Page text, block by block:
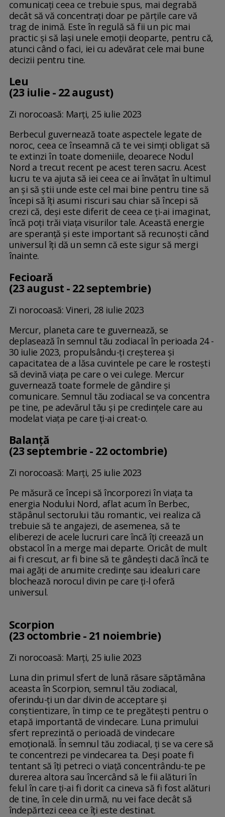
comunicați ceea ce trebuie spus, mai degrabă
decât să vă concentrați doar pe părțile care vă
trag de inimă. Este în regulă să fii un pic mai
practic și să lași unele emoții deoparte, pentru că,
atunci când o faci, iei cu adevărat cele mai bune
decizii pentru tine.
Leu
(23 iulie - 22 august)
Zi norocoasă: Marți, 25 iulie 2023
Berbecul guvernează toate aspectele legate de
noroc, ceea ce înseamnă că te vei simți obligat să
te extinzi în toate domeniile, deoarece Nodul
Nord a trecut recent pe acest teren sacru. Acest
lucru te va ajuta să iei ceea ce ai învățat în ultimul
an și să știi unde este cel mai bine pentru tine să
începi să îți asumi riscuri sau chiar să începi să
crezi că, deși este diferit de ceea ce ți-ai imaginat,
încă poți trăi viața visurilor tale. Această energie
are speranță și este important să recunoști când
universul îți dă un semn că este sigur să mergi
înainte.
Fecioară
(23 august - 22 septembrie)
Zi norocoasă: Vineri, 28 iulie 2023
Mercur, planeta care te guvernează, se
deplasează în semnul tău zodiacal în perioada 24 -
30 iulie 2023, propulsându-ți creșterea și
capacitatea de a lăsa cuvintele pe care le rostești
să devină viața pe care o vei culege. Mercur
guvernează toate formele de gândire și
comunicare. Semnul tău zodiacal se va concentra
pe tine, pe adevărul tău și pe credințele care au
modelat viața pe care ți-ai creat-o.
Balanță
(23 septembrie - 22 octombrie)
Zi norocoasă: Marți, 25 iulie 2023
Pe măsură ce începi să încorporezi în viața ta
energia Nodului Nord, aflat acum în Berbec,
stăpânul sectorului tău romantic, vei realiza că
trebuie să te angajezi, de asemenea, să te
eliberezi de acele lucruri care încă îți creează un
obstacol în a merge mai departe. Oricât de mult
ai fi crescut, ar fi bine să te gândești dacă încă te
mai agăți de anumite credințe sau idealuri care
blochează norocul divin pe care ți-l oferă
universul.
Scorpion
(23 octombrie - 21 noiembrie)
Zi norocoasă: Marți, 25 iulie 2023
Luna din primul sfert de lună răsare săptămâna
aceasta în Scorpion, semnul tău zodiacal,
oferindu-ți un dar divin de acceptare și
conștientizare, în timp ce te pregătești pentru o
etapă importantă de vindecare. Luna primului
sfert reprezintă o perioadă de vindecare
emoțională. În semnul tău zodiacal, ți se va cere să
te concentrezi pe vindecarea ta. Deși poate fi
tentant să îți petreci o viață concentrându-te pe
durerea altora sau încercând să le fii alături în
felul în care ți-ai fi dorit ca cineva să fi fost alături
de tine, în cele din urmă, nu vei face decât să
îndepărtezi ceea ce îți este destinat.